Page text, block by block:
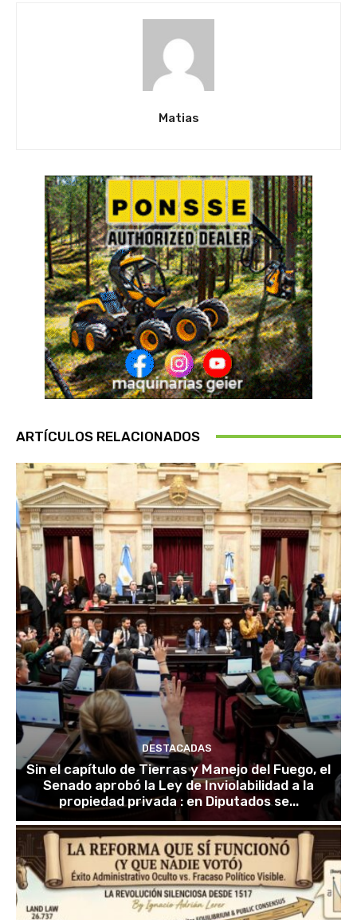
Matias
ARTÍCULOS RELACIONADOS
DESTACADAS
Sin el capítulo de Tierras y Manejo del Fuego, el
Senado aprobó la Ley de Inviolabilidad a la
propiedad privada : en Diputados se...